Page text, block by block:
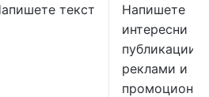
текст
Напишете
интересни
публикации,
реклами и